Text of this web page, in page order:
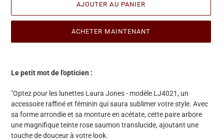
AJOUTER AU PANIER
ACHETER MAINTENANT
paire
à
votre
panier
Le petit mot de l'opticien :
"Optez pour les lunettes Laura Jones - modèle LJ4021, un
accessoire raffiné et féminin qui saura sublimer votre style. Avec
sa forme arrondie et sa monture en acétate, cette paire arbore
une magnifique teinte rose saumon translucide, ajoutant une
touche de douceur à votre look.